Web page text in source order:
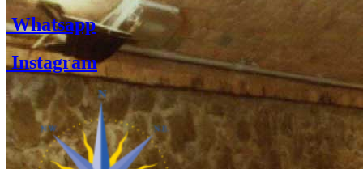
Whatsapp
Instagram